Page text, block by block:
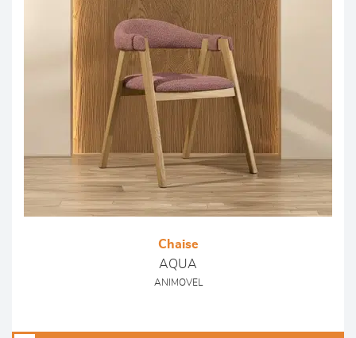
Chaise
AQUA
ANIMOVEL